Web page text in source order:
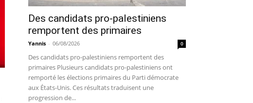
Des candidats pro-palestiniens
remportent des primaires
Yannis - 06/08/2026 0
Des candidats pro-palestiniens remportent des
primaires Plusieurs candidats pro-palestiniens ont
remporté les élections primaires du Parti démocrate
aux États-Unis. Ces résultats traduisent une
progression de...